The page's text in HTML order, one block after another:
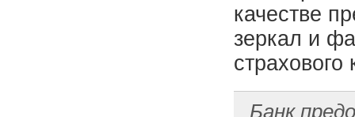
качестве
зеркал и
Банк